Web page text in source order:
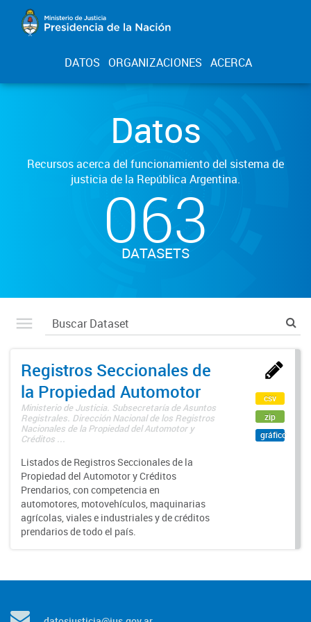
DATOS ORGANIZACIONES ACERCA
Datos
Recursos acerca del funcionamiento del sistema de
justicia de la República Argentina.
063
DATASETS
Registros Seccionales de
la Propiedad Automotor
Ministerio de Justicia. Subsecretaría de Asuntos
Registrales. Dirección Nacional de los Registros
Nacionales de la Propiedad del Automotor y
Créditos ...
Listados de Registros Seccionales de la
Propiedad del Automotor y Créditos
Prendarios, con competencia en
automotores, motovehículos, maquinarias
agrícolas, viales e industriales y de créditos
prendarios de todo el país.
csv
zip
gráfico